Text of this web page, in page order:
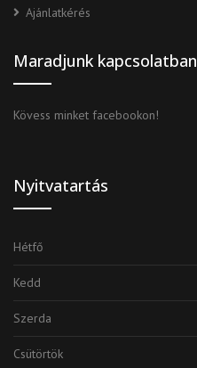
Ajánlatkérés
Maradjunk kapcsolatban
Kövess minket facebookon!
Nyitvatartás
Hétfő
Kedd
Szerda
Csütörtök